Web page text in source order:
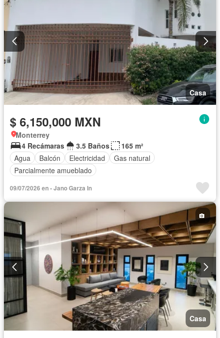
Casa
$ 6,150,000 MXN
Monterrey
4 Recámaras
3.5 Baños
165 m²
Agua
Balcón Electricidad
Gas natural
Parcialmente amueblado
09/07/2026 en - Jano Garza In
Casa